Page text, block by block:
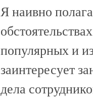
Я наивно
популярных и
заинтересует
дела